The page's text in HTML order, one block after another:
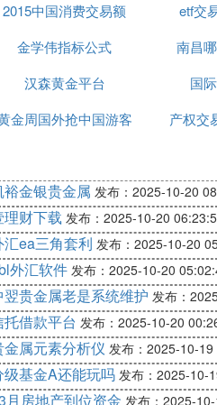
寿、中国电信、中石化
亚财富、易车网、、晶
、58同城、汽车之家、
、搜狗、拍拍贷、趣店、
云为首的18人于1999年在
态系统上的支援。业务和
2015中国消费交易额 etf交
金学伟指标公式 南昌
汉森黄金平台 国
金周国外抢中国游客 产权交
裕金银贵金属 发布：2025-10-20
理财下载 发布：2025-10-20
汇ea三角套利 发布：2025-10-20
外汇软件 发布：2025-10-20
翌贵金属老是系统维护 发布：
托借款平台 发布：2025-10-20
金属元素分析仪 发布：2025-10-
级基金A还能玩吗发布：2025-10-
月房地产到位资金 发布：2025-